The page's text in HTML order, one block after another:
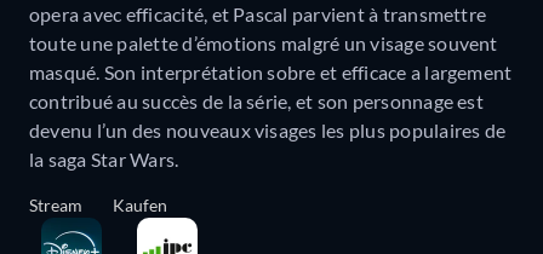
opera avec efficacité, et Pascal parvient à transmettre
toute une palette d’émotions malgré un visage souvent
masqué. Son interprétation sobre et efficace a largement
contribué au succès de la série, et son personnage est
devenu l’un des nouveaux visages les plus populaires de
la saga Star Wars.
Stream Kaufen